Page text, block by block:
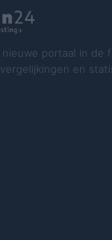
portaal in de
en